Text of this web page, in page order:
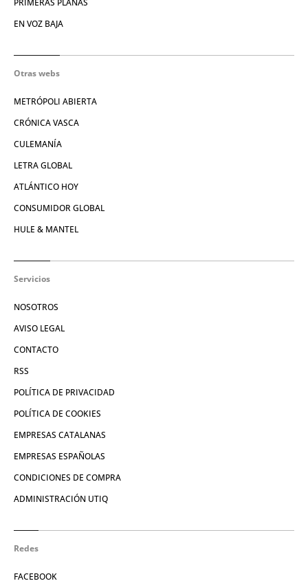
EN VOZ BAJA
Otras webs
METRÓPOLI ABIERTA
CRÓNICA VASCA
CULEMANÍA
LETRA GLOBAL
ATLÁNTICO HOY
CONSUMIDOR GLOBAL
HULE & MANTEL
Servicios
NOSOTROS
AVISO LEGAL
CONTACTO
RSS
POLÍTICA DE PRIVACIDAD
POLÍTICA DE COOKIES
EMPRESAS CATALANAS
EMPRESAS ESPAÑOLAS
CONDICIONES DE COMPRA
ADMINISTRACIÓN UTIQ
Redes
FACEBOOK